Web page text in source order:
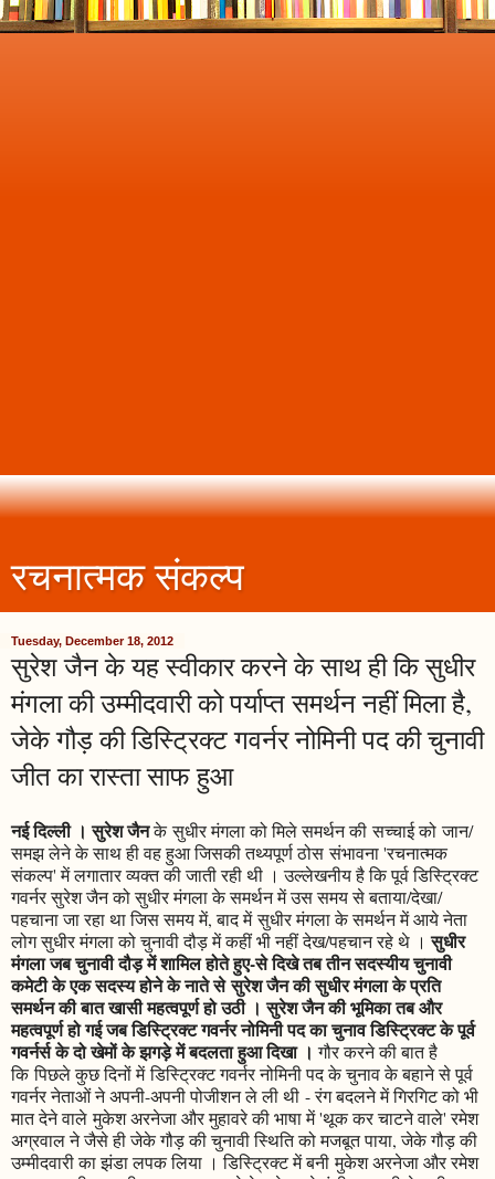
रचनात्मक संकल्प
Tuesday, December 18, 2012
सुरेश जैन के यह स्वीकार करने के साथ ही कि सुधीर
मंगला की उम्मीदवारी को पर्याप्त समर्थन नहीं मिला है,
जेके गौड़ की डिस्ट्रिक्ट गवर्नर नोमिनी पद की चुनावी
जीत का रास्ता साफ हुआ
नई दिल्ली । सुरेश जैनके सुधीर मंगला को मिले समर्थन की सच्चाई को जान/
समझ लेने के साथ ही वह हुआ जिसकी तथ्यपूर्ण ठोस संभावना 'रचनात्मक
संकल्प' में लगातार व्यक्त की जाती रही थी । उल्लेखनीय है कि पूर्व डिस्ट्रिक्ट
गवर्नर सुरेश जैन को सुधीर मंगला के समर्थन में उस समय से बताया/देखा/
पहचाना जा रहा था जिस समय में, बाद में सुधीर मंगला के समर्थन में आये नेता
लोग सुधीर मंगला को चुनावी दौड़ में कहीं भी नहीं देख/पहचान रहे थे ।सुधीर
मंगला जब चुनावी दौड़ में शामिल होते हुए-से दिखे तब तीन सदस्यीय चुनावी
कमेटी के एक सदस्य होने के नाते से सुरेश जैन की सुधीर मंगला के प्रति
समर्थन की बात खासी महत्वपूर्ण हो उठी । सुरेश जैन की भूमिका तब और
महत्वपूर्ण हो गई जब डिस्ट्रिक्ट गवर्नर नोमिनी पद का चुनाव डिस्ट्रिक्ट के पूर्व
गवर्नर्स के दो खेमों के झगड़े में बदलता हुआ दिखा । गौर करने की बात है
कि पिछले कुछ दिनों में डिस्ट्रिक्ट गवर्नर नोमिनी पद के चुनाव के बहाने से पूर्व
गवर्नर नेताओं ने अपनी-अपनी पोजीशन ले ली थी - रंग बदलने में गिरगिट को भी
मात देने वाले मुकेश अरनेजा और मुहावरे की भाषा में 'थूक कर चाटने वाले' रमेश
अग्रवाल ने जैसे ही जेके गौड़ की चुनावी स्थिति को मजबूत पाया, जेके गौड़ की
उम्मीदवारी का झंडा लपक लिया । डिस्ट्रिक्ट में बनी मुकेश अरनेजा और रमेश